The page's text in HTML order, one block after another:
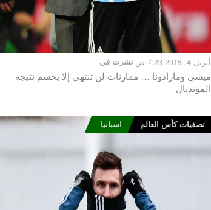
نشرت في أبريل 4, 2018 7:23 ص
ميسي ومارادونا … مقارنات لن تنتهي إلا بحسم نتيجة
المونديال
تصفيات كأس العالم اسبانيا